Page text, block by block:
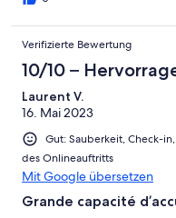
Verifizierte Bewertung
10/10 –
Laurent V.
16. Mai 2023
Gut: Sauberkeit, Check-
des Onlineauftritts
Mit Google übersetzen
Grande capacité